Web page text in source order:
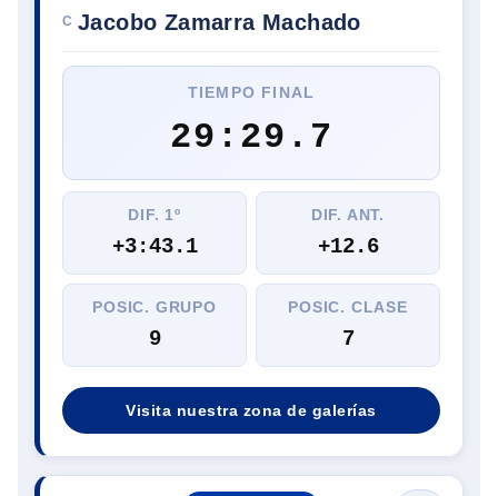
C Jacobo Zamarra Machado
TIEMPO FINAL
29:29.7
DIF. 1º
+3:43.1
DIF. ANT.
+12.6
POSIC. GRUPO
9
POSIC. CLASE
7
Visita nuestra zona de galerías